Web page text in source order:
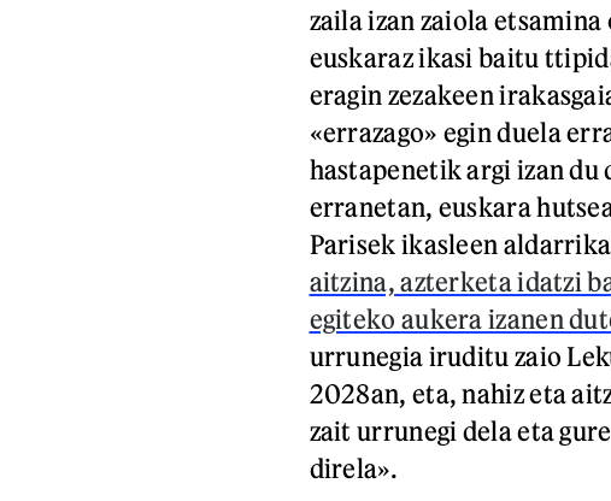
zaila izan zaiola
euskaraz ikasi baitu
eragin zezakeen
«errazago» egin duela
hastapenetik argi izan du
erranetan, euskara
Parisek ikasleen
aitzina, azterketa idatzi
egiteko aukera izanen
urrunegia iruditu zaio
2028an, eta, nahiz eta
zait urrunegi dela eta
direla».